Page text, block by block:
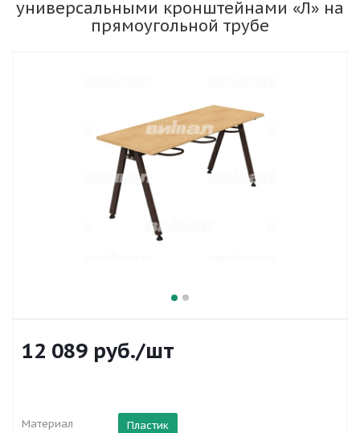
универсальными кронштейнами «Л» на
прямоугольной трубе
12 089 руб./шт
Материал Пластик